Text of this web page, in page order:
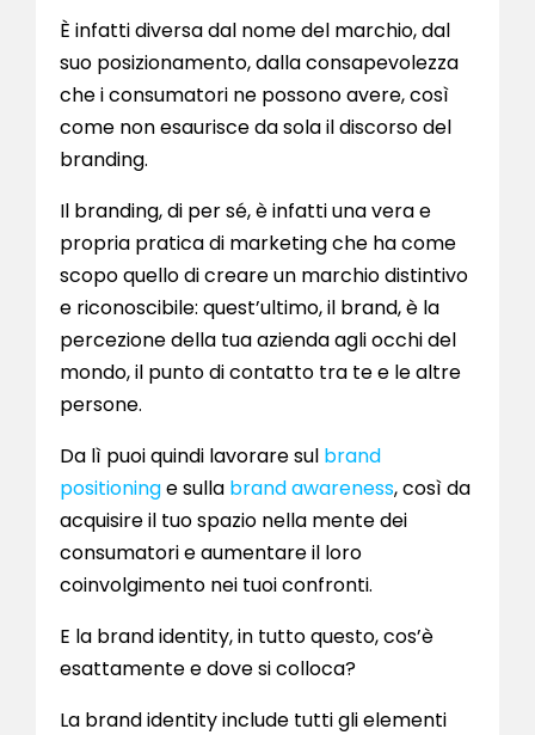
È infatti diversa dal nome del marchio, dal
suo posizionamento, dalla consapevolezza
che i consumatori ne possono avere, così
come non esaurisce da sola il discorso del
branding.
Il branding, di per sé, è infatti una vera e
propria pratica di marketing che ha come
scopo quello di creare un marchio distintivo
e riconoscibile: quest’ultimo, il brand, è la
percezione della tua azienda agli occhi del
mondo, il punto di contatto tra te e le altre
persone.
Da lì puoi quindi lavorare sul brand
positioninge sulla brand awareness, così da
acquisire il tuo spazio nella mente dei
consumatori e aumentare il loro
coinvolgimento nei tuoi confronti.
E la brand identity, in tutto questo, cos’è
esattamente e dove si colloca?
La brand identity include tutti gli elementi